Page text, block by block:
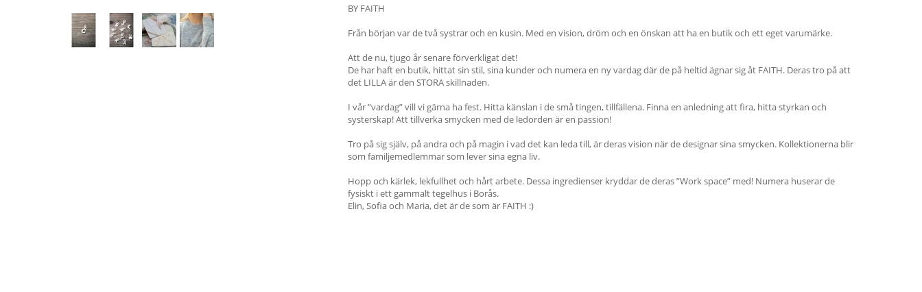
BY FAITH
Från början var de två systrar och en kusin. Med en vision, dröm och en önskan att ha en butik och ett eget varumärke.
Att de nu, tjugo år senare förverkligat det!
De har haft en butik, hittat sin stil, sina kunder och numera en ny vardag där de på heltid ägnar sig åt FAITH. Deras tro på att
det LILLA är den STORA skillnaden.
I vår ”vardag” vill vi gärna ha fest. Hitta känslan i de små tingen, tillfällena. Finna en anledning att fira, hitta styrkan och
systerskap! Att tillverka smycken med de ledorden är en passion!
Tro på sig själv, på andra och på magin i vad det kan leda till, är deras vision när de designar sina smycken. Kollektionerna blir
som familjemedlemmar som lever sina egna liv.
Hopp och kärlek, lekfullhet och hårt arbete. Dessa ingredienser kryddar de deras ”Work space” med! Numera huserar de
fysiskt i ett gammalt tegelhus i Borås.
Elin, Sofia och Maria, det är de som är FAITH :)